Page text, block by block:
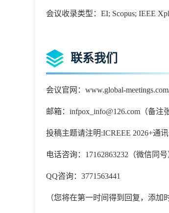
会议收录类型：EI; Scopus; IEEE
联系我们
会议官网： www.global-
邮箱： infpox_info@126.com （备注
投稿主题请注明:ICREEE 2026+通
电话咨询： 17162863232 （微信同号
QQ咨询：3771563441
（您将在第一时间得到回复，添加